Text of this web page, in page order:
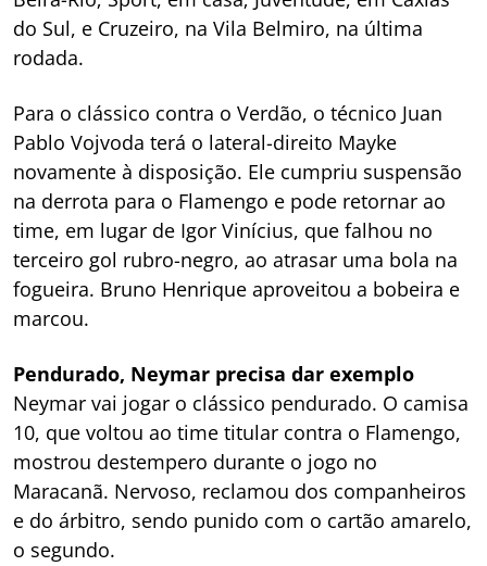
do Sul, e Cruzeiro, na Vila Belmiro, na última
rodada.
Para o clássico contra o Verdão, o técnico Juan
Pablo Vojvoda terá o lateral-direito Mayke
novamente à disposição. Ele cumpriu suspensão
na derrota para o Flamengo e pode retornar ao
time, em lugar de Igor Vinícius, que falhou no
terceiro gol rubro-negro, ao atrasar uma bola na
fogueira. Bruno Henrique aproveitou a bobeira e
marcou.
Pendurado, Neymar precisa dar exemplo
Neymar vai jogar o clássico pendurado. O camisa
10, que voltou ao time titular contra o Flamengo,
mostrou destempero durante o jogo no
Maracanã. Nervoso, reclamou dos companheiros
e do árbitro, sendo punido com o cartão amarelo,
o segundo.